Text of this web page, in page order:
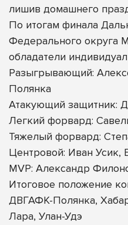
лишив домашнего
По итогам финала
Федерального округа
обладатели
Разыгрывающий:
Полянка
Атакующий защитник:
Легкий форвард:
Тяжелый форвард:
Центровой: Иван Усик,
MVP: Александр
Итоговое положение
ДВГАФК-Полянка,
Лара, Улан-Удэ